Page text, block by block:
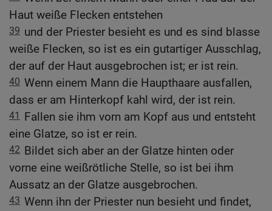
Haut weiße Flecken entstehen
39 und der Priester besieht es und es sind blasse
weiße Flecken, so ist es ein gutartiger Ausschlag,
der auf der Haut ausgebrochen ist; er ist rein.
40 Wenn einem Mann die Haupthaare ausfallen,
dass er am Hinterkopf kahl wird, der ist rein.
41
Fallen sie ihm vorn am Kopf aus und entsteht
eine Glatze, so ist er rein.
42 Bildet sich aber an der Glatze hinten oder
vorne eine weißrötliche Stelle, so ist bei ihm
Aussatz an der Glatze ausgebrochen.
43 Wenn ihn der Priester nun besieht und findet,